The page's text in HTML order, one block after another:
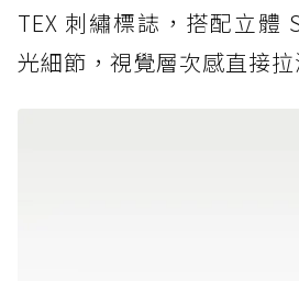
TEX 刺繡標誌，搭配立體
光細節，視覺層次感直接拉